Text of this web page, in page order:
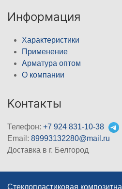
Информация
Характеристики
Применение
Арматура оптом
О компании
Контакты
Телефон: +7 924 831-10-38
Email: 89993132280@mail.ru
Доставка в г. Белгород
Стеклопластиковая